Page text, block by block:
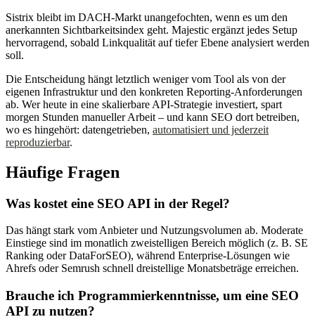
Sistrix bleibt im DACH-Markt unangefochten, wenn es um den
anerkannten Sichtbarkeitsindex geht. Majestic ergänzt jedes Setup
hervorragend, sobald Linkqualität auf tiefer Ebene analysiert werden
soll.
Die Entscheidung hängt letztlich weniger vom Tool als von der
eigenen Infrastruktur und den konkreten Reporting-Anforderungen
ab. Wer heute in eine skalierbare API-Strategie investiert, spart
morgen Stunden manueller Arbeit – und kann SEO dort betreiben,
wo es hingehört: datengetrieben, automatisiert und jederzeit
reproduzierbar.
Häufige Fragen
Was kostet eine SEO API in der Regel?
Das hängt stark vom Anbieter und Nutzungsvolumen ab. Moderate
Einstiege sind im monatlich zweistelligen Bereich möglich (z. B. SE
Ranking oder DataForSEO), während Enterprise-Lösungen wie
Ahrefs oder Semrush schnell dreistellige Monatsbeträge erreichen.
Brauche ich Programmierkenntnisse, um eine SEO
API zu nutzen?